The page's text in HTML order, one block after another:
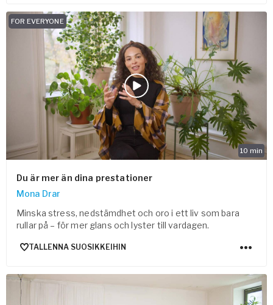
10 min
FOR EVERYONE
Du är mer än dina prestationer
Mona Drar
Minska stress, nedstämdhet och oro i ett liv som bara
rullar på – för mer glans och lyster till vardagen.
TALLENNA SUOSIKKEIHIN